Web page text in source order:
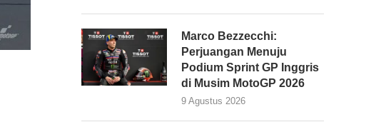
Marco Bezzecchi:
Perjuangan Menuju
Podium Sprint GP Inggris
di Musim MotoGP 2026
9 Agustus 2026